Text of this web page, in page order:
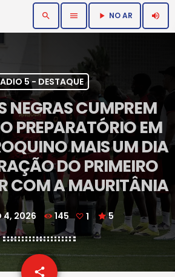
search menu play_arrow NO AR volume_up
5 - DESTAQUE
NEGRAS CUMPREM
PREPARATÓRIO EM
MAIS UM DIA
DO PRIMEIRO
COM A MAURITÂNIA
4, 2026 145 1 5
share
email